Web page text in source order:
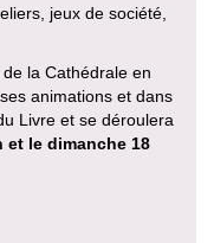
jeux de société,
la Cathédrale en
animations et dans
Livre et se déroulera
et le dimanche 18